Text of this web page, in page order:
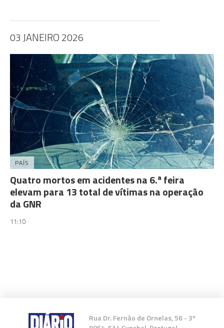
03 JANEIRO 2026
PAÍS
Quatro mortos em acidentes na 6.ª feira
elevam para 13 total de vítimas na operação
da GNR
11:10
Rua Dr. Fernão de Ornelas, 56 - 3º